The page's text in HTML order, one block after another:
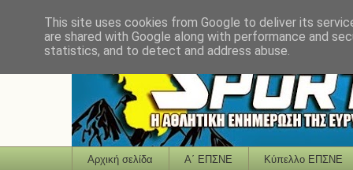
Αρχική σελίδα Α΄ ΕΠΣΝΕ Κύπελλο ΕΠΣΝΕ
This site uses cookies from Google to deliver its
are shared with Google along with performance and
statistics, and to detect and address abuse.